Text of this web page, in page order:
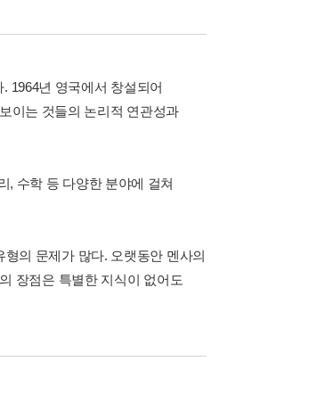
1964년 영국에서 창설되어
이는 것들의 논리적 연관성과
, 수학 등 다양한 분야에 걸쳐
의 문제가 많다. 오랫동안 멘사의
장점은 특별한 지식이 없어도